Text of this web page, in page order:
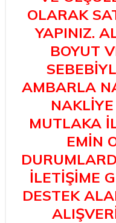
OLARAK
YAPINIZ.
BOYUT
AMBARLA
MUTLAKA
EMİN
İLETİŞİME
DESTEK